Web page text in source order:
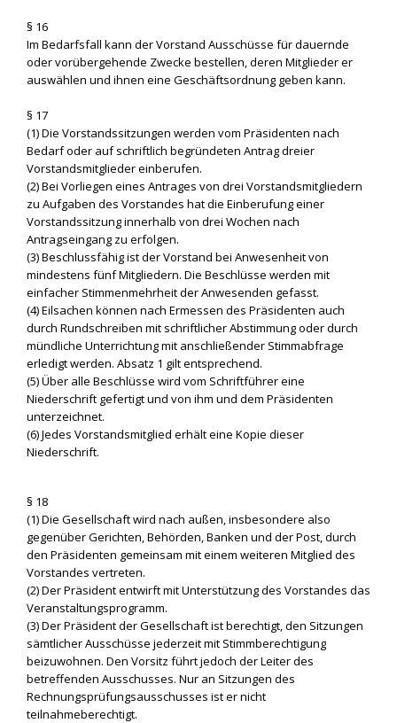
§ 16
Im Bedarfsfall kann der Vorstand Ausschüsse für dauernde
oder vorübergehende Zwecke bestellen, deren Mitglieder er
auswählen und ihnen eine Geschäftsordnung geben kann.
§ 17
(1) Die Vorstandssitzungen werden vom Präsidenten nach
Bedarf oder auf schriftlich begründeten Antrag dreier
Vorstandsmitglieder einberufen.
(2) Bei Vorliegen eines Antrages von drei Vorstandsmitgliedern
zu Aufgaben des Vorstandes hat die Einberufung einer
Vorstandssitzung innerhalb von drei Wochen nach
Antragseingang zu erfolgen.
(3) Beschlussfähig ist der Vorstand bei Anwesenheit von
mindestens fünf Mitgliedern. Die Beschlüsse werden mit
einfacher Stimmenmehrheit der Anwesenden gefasst.
(4) Eilsachen können nach Ermessen des Präsidenten auch
durch Rundschreiben mit schriftlicher Abstimmung oder durch
mündliche Unterrichtung mit anschließender Stimmabfrage
erledigt werden. Absatz 1 gilt entsprechend.
(5) Über alle Beschlüsse wird vom Schriftführer eine
Niederschrift gefertigt und von ihm und dem Präsidenten
unterzeichnet.
(6) Jedes Vorstandsmitglied erhält eine Kopie dieser
Niederschrift.
§ 18
(1) Die Gesellschaft wird nach außen, insbesondere also
gegenüber Gerichten, Behörden, Banken und der Post, durch
den Präsidenten gemeinsam mit einem weiteren Mitglied des
Vorstandes vertreten.
(2) Der Präsident entwirft mit Unterstützung des Vorstandes das
Veranstaltungsprogramm.
(3) Der Präsident der Gesellschaft ist berechtigt, den Sitzungen
sämtlicher Ausschüsse jederzeit mit Stimmberechtigung
beizuwohnen. Den Vorsitz führt jedoch der Leiter des
betreffenden Ausschusses. Nur an Sitzungen des
Rechnungsprüfungsausschusses ist er nicht
teilnahmeberechtigt.